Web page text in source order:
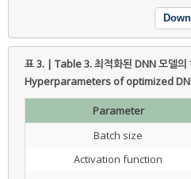
표 3. | Table 3.최적화된 DNN 모델
Hyperparameters of optimized
Parameter
Batch size
Activation function